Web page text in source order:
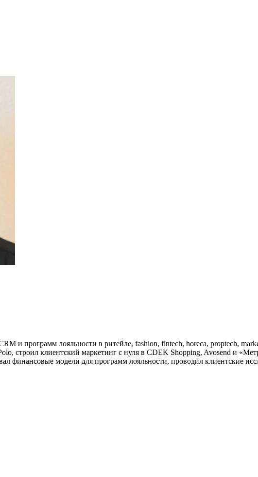
и программ лояльности в ритейле, fashion, fintech, horeca, proptech,
строил клиентский маркетинг с нуля в CDEK Shopping, Avosend и
финансовые модели для программ лояльности, проводил клиентские